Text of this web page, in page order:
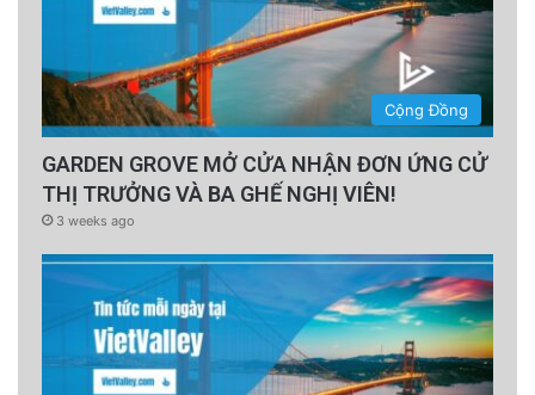
Cộng Đồng
GARDEN GROVE MỞ CỬA NHẬN ĐƠN ỨNG CỬ
THỊ TRƯỞNG VÀ BA GHẾ NGHỊ VIÊN!
3 weeks ago